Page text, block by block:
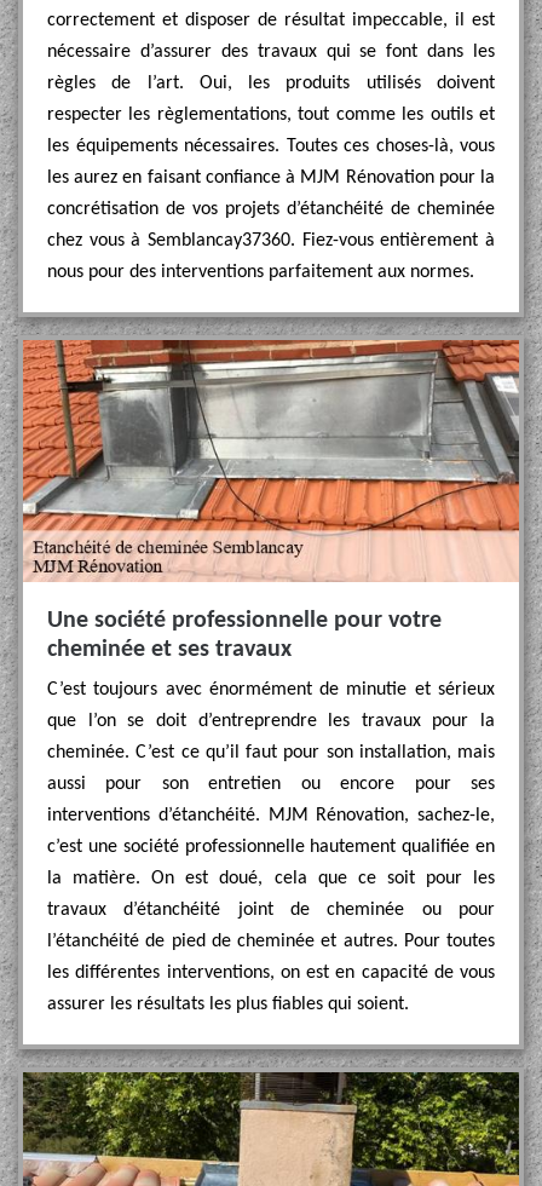
correctement et disposer de résultat impeccable, il est
nécessaire d’assurer des travaux qui se font dans les
règles de l’art. Oui, les produits utilisés doivent
respecter les règlementations, tout comme les outils et
les équipements nécessaires. Toutes ces choses-là, vous
les aurez en faisant confiance à MJM Rénovation pour la
concrétisation de vos projets d’étanchéité de cheminée
chez vous à Semblancay37360. Fiez-vous entièrement à
nous pour des interventions parfaitement aux normes.
Une société professionnelle pour votre
cheminée et ses travaux
C’est toujours avec énormément de minutie et sérieux
que l’on se doit d’entreprendre les travaux pour la
cheminée. C’est ce qu’il faut pour son installation, mais
aussi pour son entretien ou encore pour ses
interventions d’étanchéité. MJM Rénovation, sachez-le,
c’est une société professionnelle hautement qualifiée en
la matière. On est doué, cela que ce soit pour les
travaux d’étanchéité joint de cheminée ou pour
l’étanchéité de pied de cheminée et autres. Pour toutes
les différentes interventions, on est en capacité de vous
assurer les résultats les plus fiables qui soient.